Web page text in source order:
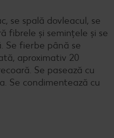
se spală dovleacul, se
fibrele și semințele și se
Se fierbe până se
aproximativ 20
Se pasează cu
Se condimentează cu